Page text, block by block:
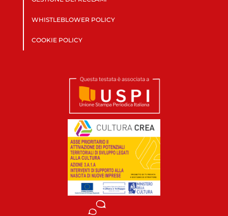
WHISTLEBLOWER POLICY
COOKIE POLICY